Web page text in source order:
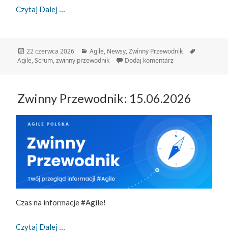
Czytaj Dalej
Data
publikacji
22 czerwca 2026 Kategorie
Agile, Newsy,Zwinny Przewodnik
Agile,Scrum,zwinny przewodnik Dodaj komentarz
Zwinny Przewodnik: 15.06.2026
Czas na informacje #Agile!
Czytaj Dalej